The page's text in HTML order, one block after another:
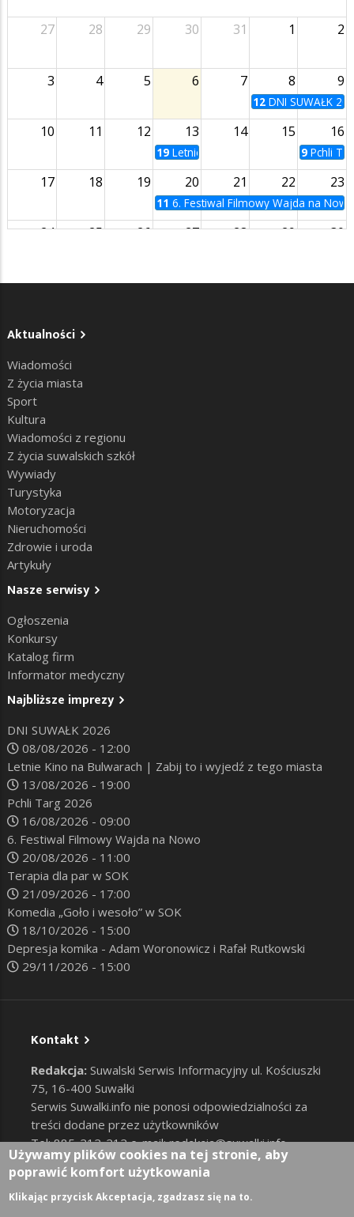
27 28 29 30 31 1 2
3 4 5 6 7 8 9
12 DNI SUWAŁK
10 11 12 13 14 15 16
19 Letnie Kino na Bulwarach | Zabij
9 Pchli
17 18 19 20 21 22 23
11 6. Festiwal Filmowy Wajda na Nowo
24 25 26 27 28 29 30
31 1 2 3 4 5 6
Aktualności
Wiadomości
Z życia miasta
Sport
Kultura
Wiadomości z regionu
Z życia suwalskich szkół
Wywiady
Turystyka
Motoryzacja
Nieruchomości
Zdrowie i uroda
Artykuły
Nasze serwisy
Ogłoszenia
Konkursy
Katalog firm
Informator medyczny
Najbliższe imprezy
DNI SUWAŁK 2026
08/08/2026 - 12:00
Letnie Kino na Bulwarach | Zabij to i wyjedź z tego miasta
13/08/2026 - 19:00
Pchli Targ 2026
16/08/2026 - 09:00
6. Festiwal Filmowy Wajda na Nowo
20/08/2026 - 11:00
Terapia dla par w SOK
21/09/2026 - 17:00
Komedia „Goło i wesoło” w SOK
18/10/2026 - 15:00
Depresja komika - Adam Woronowicz i Rafał Rutkowski
29/11/2026 - 15:00
Kontakt
Redakcja: Suwalski Serwis Informacyjny ul. Kościuszki
75, 16-400 Suwałki
Serwis Suwalki.info nie ponosi odpowiedzialności za
treści dodane przez użytkowników
Tel: 885-212-212 e-mail:redakcja@suwalki.info,
reklama@suwalki.info
RODO |Cookies
User account menu
Zaloguj
Używamy plików cookies na tej stronie, aby
poprawić komfort użytkowania
Klikając przycisk Akceptacja, zgadzasz się na to.